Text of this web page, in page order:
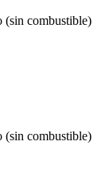
(sin combustible)
(sin combustible)